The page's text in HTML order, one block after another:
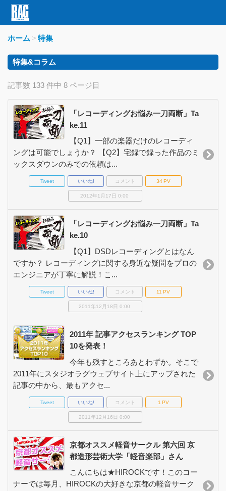
ホーム 特集
特集&コラム
記事数 133 件中 8 ページ目
「レコーディングお悩み一刀両断」Ta
ke.11
【Q1】一部の楽器だけのレコーディ
ングは可能でしょうか？ 【Q2】宅録で録った作品のミ
ックスダウンのみでの依頼は...
Tweet いいね! コメント 34 PV
2012年1月17日 0:00
「レコーディングお悩み一刀両断」Ta
ke.10
【Q1】DSDレコーディングとはなん
ですか？ レコーディングに関する身近な疑問をプロの
エンジニアが丁寧に解説！こ...
Tweet いいね! コメント 11 PV
2011年12月18日 0:00
2011年 記事アクセスランキング TOP
10を発表！
今年も残すところあとわずか。そこで
2011年にスタジオラグウェブサイト上にアップされた
記事の中から、最もアクセ...
Tweet いいね! コメント 1 PV
2011年12月16日 0:00
京都オススメ軽音サークル 第六回 京
都造形芸術大学「軽音楽部」さん
こんにちは★HIROCKです！このコー
ナーでは毎月、HIROCKの大好きな京都の軽音サーク